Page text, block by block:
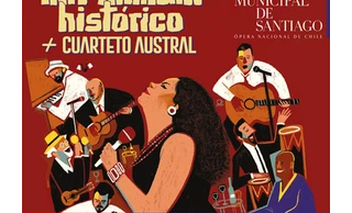
inspirado en el concepto de un museo de
Hollywood, que promete transportar a sus
visitantes a distintos